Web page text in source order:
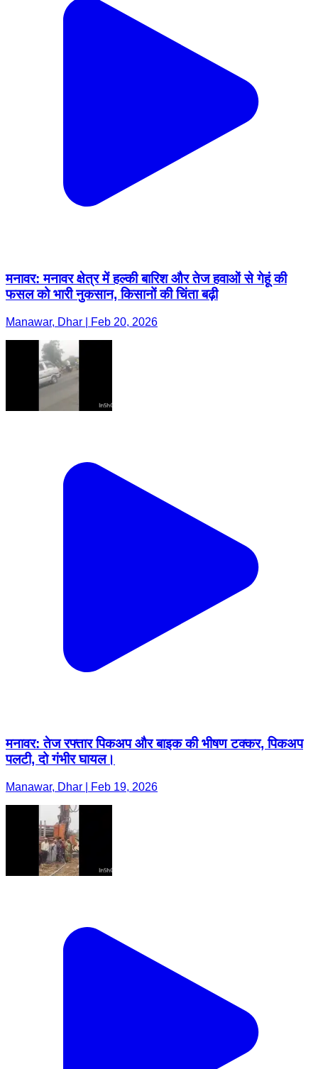
मनावर: मनावर क्षेत्र में हल्की बारिश और तेज हवाओं से गेहूं की
फसल को भारी नुकसान, किसानों की चिंता बढ़ी
Manawar, Dhar | Feb 20, 2026
मनावर: तेज रफ्तार पिकअप और बाइक की भीषण टक्कर, पिकअप
पलटी, दो गंभीर घायल।
Manawar, Dhar | Feb 19, 2026